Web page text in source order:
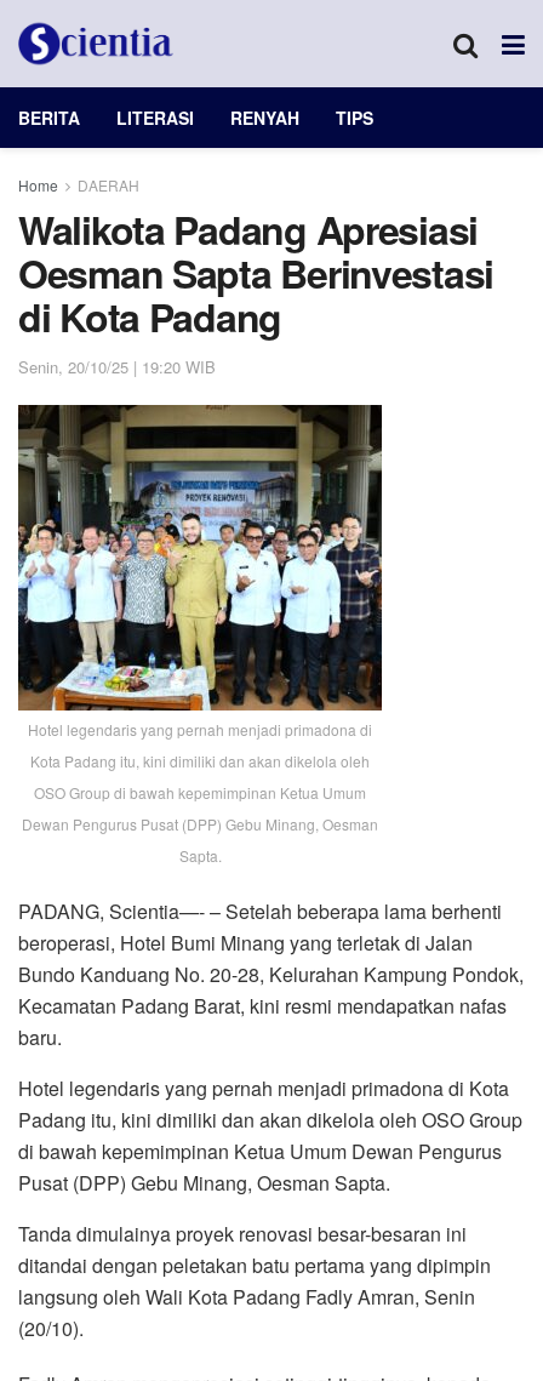
BERITA LITERASI RENYAH TIPS
Home DAERAH
Walikota Padang Apresiasi
Oesman Sapta Berinvestasi
di Kota Padang
Senin, 20/10/25 | 19:20 WIB
Hotel legendaris yang pernah menjadi primadona di
Kota Padang itu, kini dimiliki dan akan dikelola oleh
OSO Group di bawah kepemimpinan Ketua Umum
Dewan Pengurus Pusat (DPP) Gebu Minang, Oesman
Sapta.
PADANG, Scientia—- – Setelah beberapa lama berhenti
beroperasi, Hotel Bumi Minang yang terletak di Jalan
Bundo Kanduang No. 20-28, Kelurahan Kampung Pondok,
Kecamatan Padang Barat, kini resmi mendapatkan nafas
baru.
Hotel legendaris yang pernah menjadi primadona di Kota
Padang itu, kini dimiliki dan akan dikelola oleh OSO Group
di bawah kepemimpinan Ketua Umum Dewan Pengurus
Pusat (DPP) Gebu Minang, Oesman Sapta.
Tanda dimulainya proyek renovasi besar-besaran ini
ditandai dengan peletakan batu pertama yang dipimpin
langsung oleh Wali Kota Padang Fadly Amran, Senin
(20/10).